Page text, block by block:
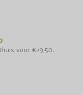
voor €29,50.